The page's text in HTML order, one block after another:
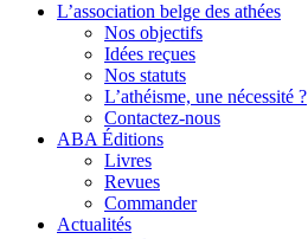
L’association belge des athées
Nos objectifs
Idées reçues
Nos statuts
L’athéisme, une nécessité ?
Contactez-nous
ABA Éditions
Livres
Revues
Commander
Actualités